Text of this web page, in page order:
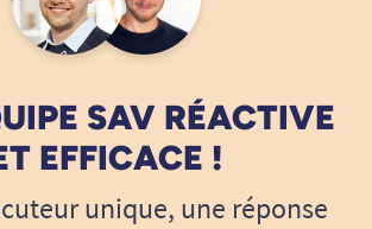
SAV RÉACTIVE
EFFICACE !
unique, une réponse